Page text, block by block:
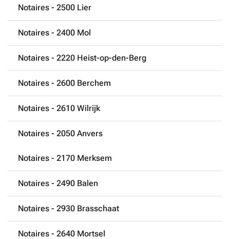
Notaires - 2500 Lier
Notaires - 2400 Mol
Notaires - 2220 Heist-op-den-Berg
Notaires - 2600 Berchem
Notaires - 2610 Wilrijk
Notaires - 2050 Anvers
Notaires - 2170 Merksem
Notaires - 2490 Balen
Notaires - 2930 Brasschaat
Notaires - 2640 Mortsel